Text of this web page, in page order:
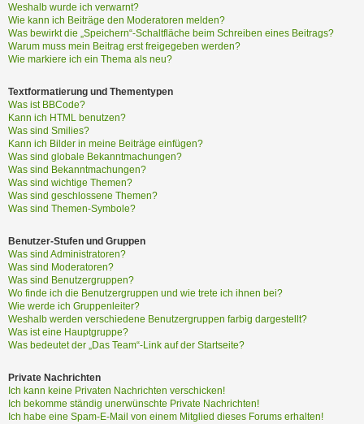
i
l
f
e
n
d
F
A
Q
Weshalb wurde ich verwarnt?
Wie kann ich Beiträge den Moderatoren melden?
Was bewirkt die „Speichern“-Schaltfläche beim Schreiben eines Beitrags?
Warum muss mein Beitrag erst freigegeben werden?
Wie markiere ich ein Thema als neu?
Textformatierung und Thementypen
Was ist BBCode?
Kann ich HTML benutzen?
Was sind Smilies?
Kann ich Bilder in meine Beiträge einfügen?
Was sind globale Bekanntmachungen?
Was sind Bekanntmachungen?
Was sind wichtige Themen?
Was sind geschlossene Themen?
Was sind Themen-Symbole?
Benutzer-Stufen und Gruppen
Was sind Administratoren?
Was sind Moderatoren?
Was sind Benutzergruppen?
Wo finde ich die Benutzergruppen und wie trete ich ihnen bei?
Wie werde ich Gruppenleiter?
Weshalb werden verschiedene Benutzergruppen farbig dargestellt?
Was ist eine Hauptgruppe?
Was bedeutet der „Das Team“-Link auf der Startseite?
Private Nachrichten
Ich kann keine Privaten Nachrichten verschicken!
Ich bekomme ständig unerwünschte Private Nachrichten!
Ich habe eine Spam-E-Mail von einem Mitglied dieses Forums erhalten!